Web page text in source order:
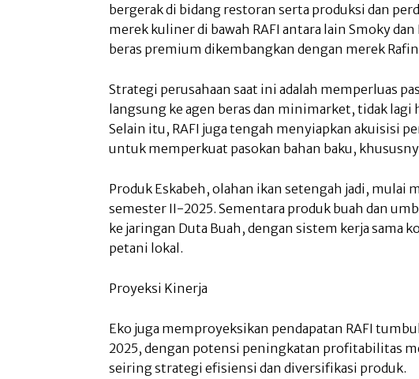
bergerak di bidang restoran serta produksi dan
merek kuliner di bawah RAFI antara lain Smoky
beras premium dikembangkan dengan merek
Strategi perusahaan saat ini adalah memperluas
langsung ke agen beras dan minimarket, tidak
Selain itu, RAFI juga tengah menyiapkan akuisisi
untuk memperkuat pasokan bahan baku,
Produk Eskabeh, olahan ikan setengah jadi, mulai
semester II-2025. Sementara produk buah dan
ke jaringan Duta Buah, dengan sistem kerja sama
petani lokal.
Proyeksi Kinerja
Eko juga memproyeksikan pendapatan RAFI
2025, dengan potensi peningkatan profitabilitas
seiring strategi efisiensi dan diversifikasi produk.